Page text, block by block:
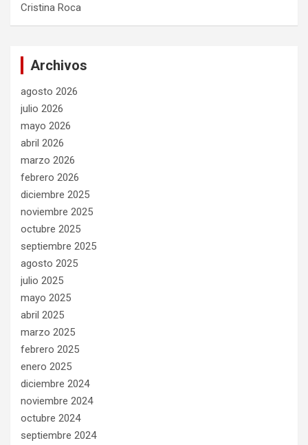
Cristina Roca
Archivos
agosto 2026
julio 2026
mayo 2026
abril 2026
marzo 2026
febrero 2026
diciembre 2025
noviembre 2025
octubre 2025
septiembre 2025
agosto 2025
julio 2025
mayo 2025
abril 2025
marzo 2025
febrero 2025
enero 2025
diciembre 2024
noviembre 2024
octubre 2024
septiembre 2024